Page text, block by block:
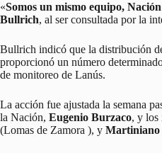
«Somos un mismo equipo,
Bullrich, al ser consultada por la
Bullrich indicó que la distribución
proporcionó un número
de monitoreo de Lanús.
La acción fue ajustada la semana
la Nación, Eugenio Burzaco, y los
(Lomas de Zamora ), y Martiniano